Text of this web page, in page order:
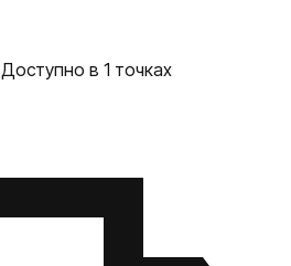
Доступно в 1 точках